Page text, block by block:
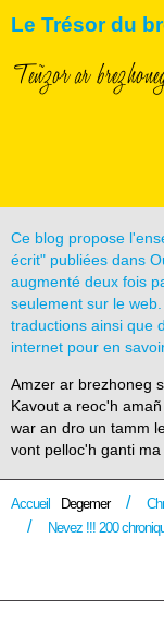
Le Trésor du
Teñzor ar
Ce blog propose
écrit" publiées dans
augmenté deux fois
seulement sur le
traductions ainsi que
internet pour en
Amzer ar brezhoneg
Kavout a reoc'h
war an dro un tamm
vont pelloc'h ganti ma
Accueil Degemer
Nevez !!! 200